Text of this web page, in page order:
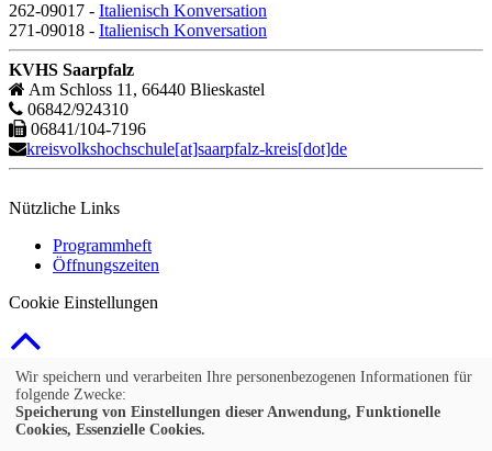
262-09017 - Italienisch Konversation
271-09018 - Italienisch Konversation
KVHS Saarpfalz
Am Schloss 11, 66440 Blieskastel
06842/924310
06841/104-7196
kreisvolkshochschule[at]saarpfalz-kreis[dot]de
Nützliche Links
Programmheft
Öffnungszeiten
Cookie Einstellungen
© 2026 Kubus Software GmbH
Impressum
AGB
Wir speichern und verarbeiten Ihre personenbezogenen Informationen für
folgende Zwecke:
Speicherung von Einstellungen dieser Anwendung, Funktionelle
Cookies, Essenzielle Cookies.